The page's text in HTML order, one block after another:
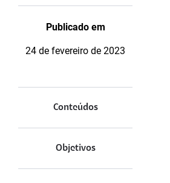
Publicado em
24 de fevereiro de 2023
Conteúdos
Objetivos